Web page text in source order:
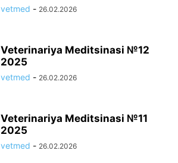
vetmed - 26.02.2026
Veterinariya Meditsinasi №12
2025
vetmed - 26.02.2026
Veterinariya Meditsinasi №11
2025
vetmed - 26.02.2026